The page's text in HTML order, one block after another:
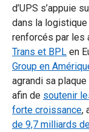
d’UPS s’appuie
dans la
renforcés par les
Trans et BPL en
Group en
agrandi sa plaque
afin de soutenir
forte croissance,
de 9,7 milliards